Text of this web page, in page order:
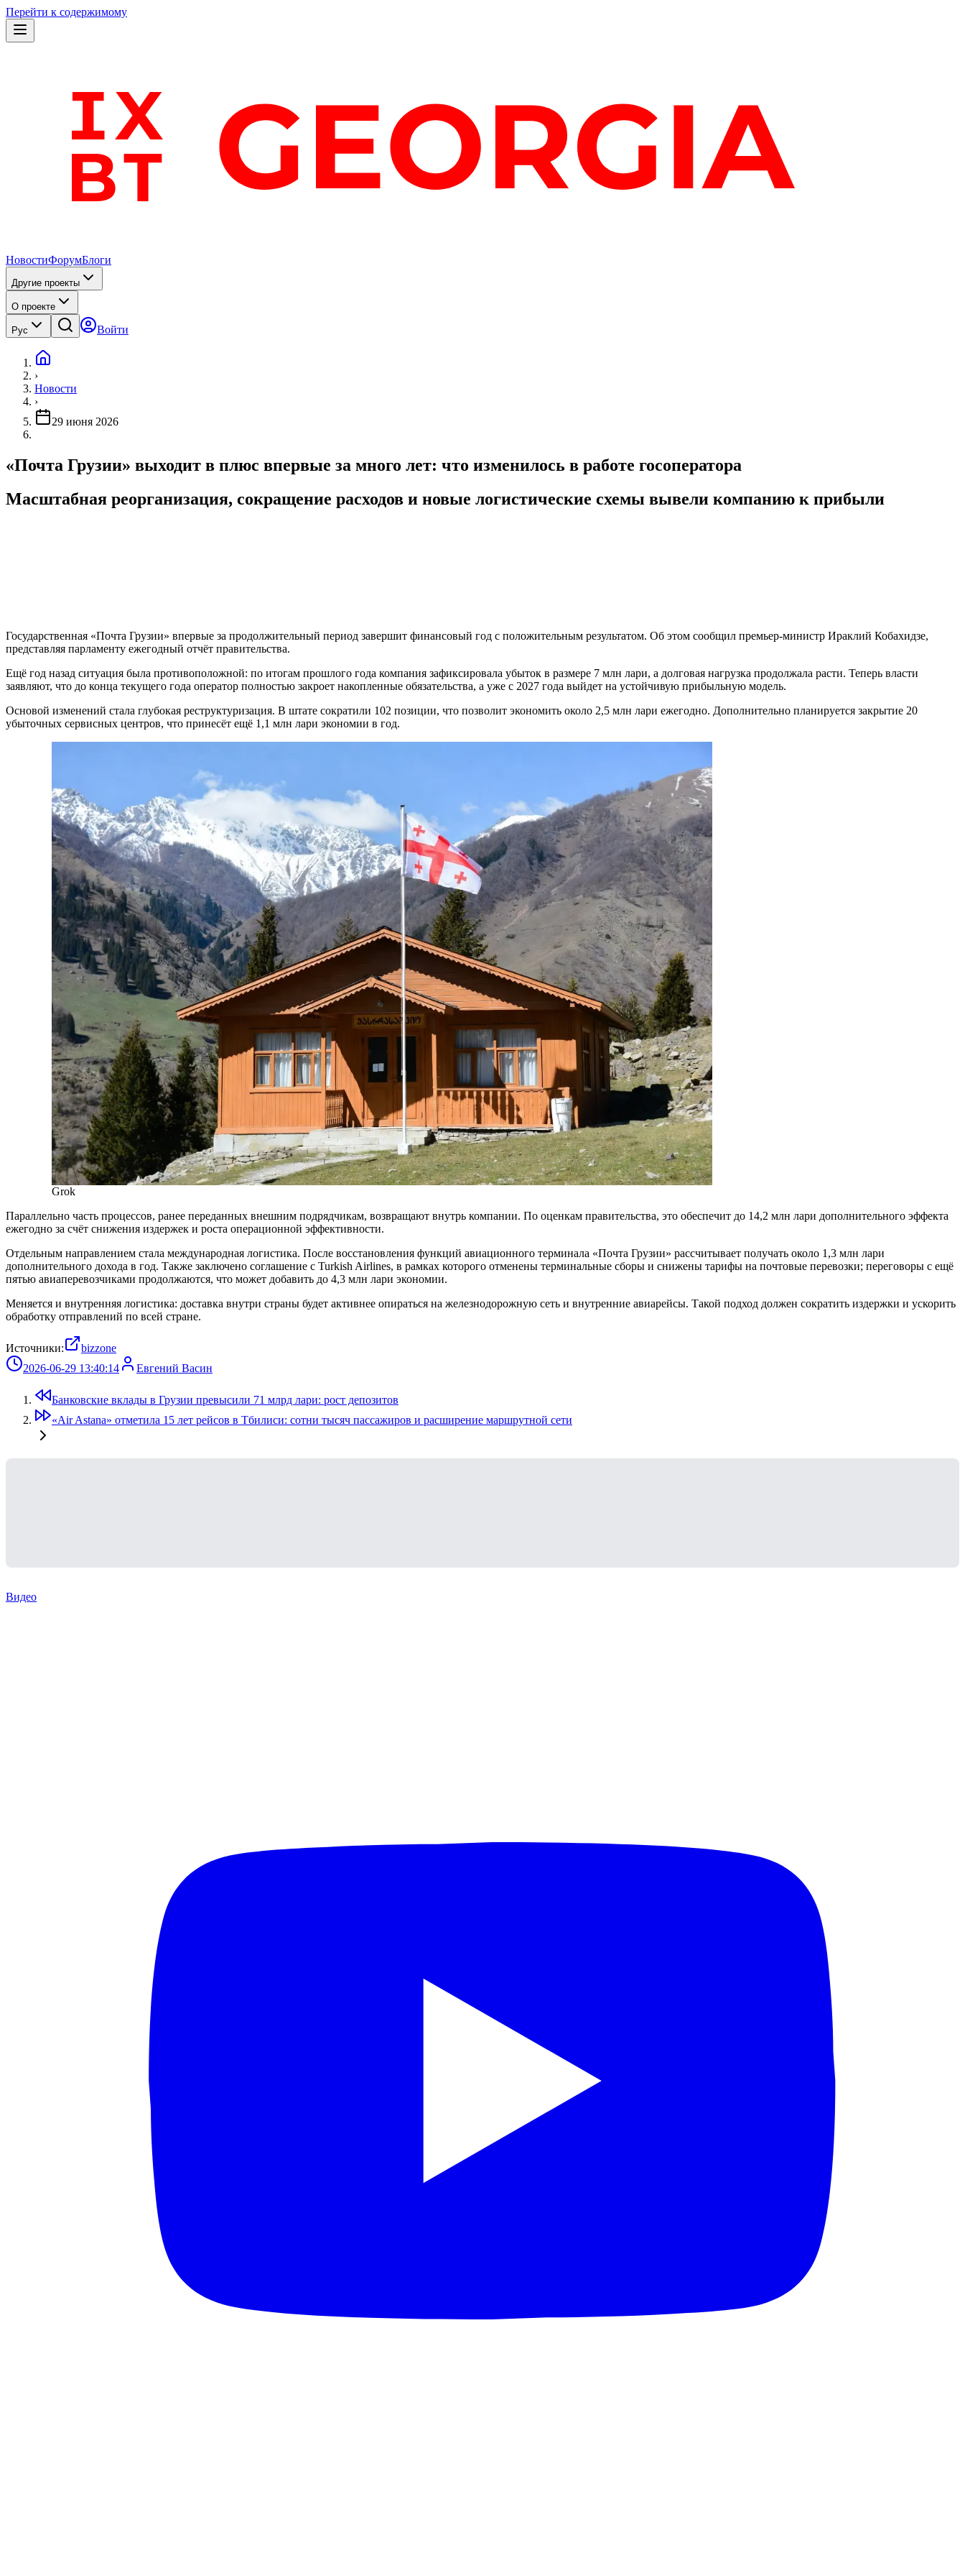
Перейти к содержимому
НовостиФорумБлоги
Другие проекты
О проекте
Рус Войти
›
Новости
›
29 июня 2026
«Почта Грузии» выходит в плюс впервые за много лет: что изменилось в работе госоператора
Масштабная реорганизация, сокращение расходов и новые логистические схемы вывели компанию к прибыли
Государственная «Почта Грузии» впервые за продолжительный период завершит финансовый год с положительным результатом. Об этом сообщил премьер-министр Ираклий Кобахидзе,
представляя парламенту ежегодный отчёт правительства.
Ещё год назад ситуация была противоположной: по итогам прошлого года компания зафиксировала убыток в размере 7 млн лари, а долговая нагрузка продолжала расти. Теперь власти
заявляют, что до конца текущего года оператор полностью закроет накопленные обязательства, а уже с 2027 года выйдет на устойчивую прибыльную модель.
Основой изменений стала глубокая реструктуризация. В штате сократили 102 позиции, что позволит экономить около 2,5 млн лари ежегодно. Дополнительно планируется закрытие 20
убыточных сервисных центров, что принесёт ещё 1,1 млн лари экономии в год.
Grok
Параллельно часть процессов, ранее переданных внешним подрядчикам, возвращают внутрь компании. По оценкам правительства, это обеспечит до 14,2 млн лари дополнительного эффекта
ежегодно за счёт снижения издержек и роста операционной эффективности.
Отдельным направлением стала международная логистика. После восстановления функций авиационного терминала «Почта Грузии» рассчитывает получать около 1,3 млн лари
дополнительного дохода в год. Также заключено соглашение с Turkish Airlines, в рамках которого отменены терминальные сборы и снижены тарифы на почтовые перевозки; переговоры с ещё
пятью авиаперевозчиками продолжаются, что может добавить до 4,3 млн лари экономии.
Меняется и внутренняя логистика: доставка внутри страны будет активнее опираться на железнодорожную сеть и внутренние авиарейсы. Такой подход должен сократить издержки и ускорить
обработку отправлений по всей стране.
Источники:
bizzone
2026-06-29 13:40:14
Евгений Васин
Банковские вклады в Грузии превысили 71 млрд лари: рост депозитов
«Air Astana» отметила 15 лет рейсов в Тбилиси: сотни тысяч пассажиров и расширение маршрутной сети
Видео